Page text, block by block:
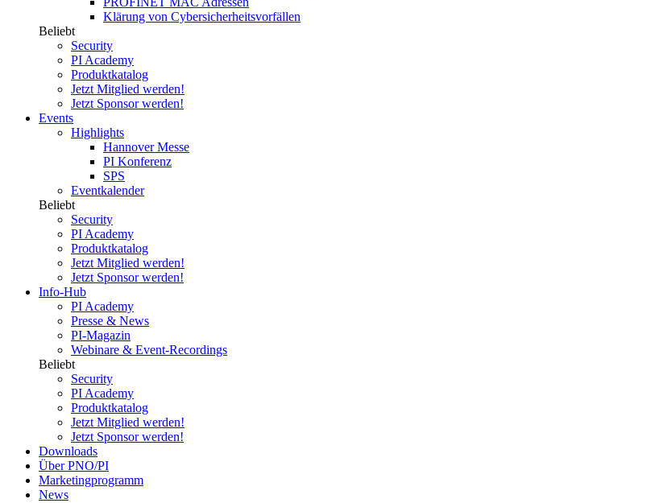
Klärung von Cybersicherheitsvorfällen
Beliebt
Security
PI Academy
Produktkatalog
Jetzt Mitglied werden!
Jetzt Sponsor werden!
Events
Highlights
Hannover Messe
PI Konferenz
SPS
Eventkalender
Beliebt
Security
PI Academy
Produktkatalog
Jetzt Mitglied werden!
Jetzt Sponsor werden!
Info-Hub
PI Academy
Presse & News
PI-Magazin
Webinare & Event-Recordings
Beliebt
Security
PI Academy
Produktkatalog
Jetzt Mitglied werden!
Jetzt Sponsor werden!
Downloads
Über PNO/PI
Marketingprogramm
News